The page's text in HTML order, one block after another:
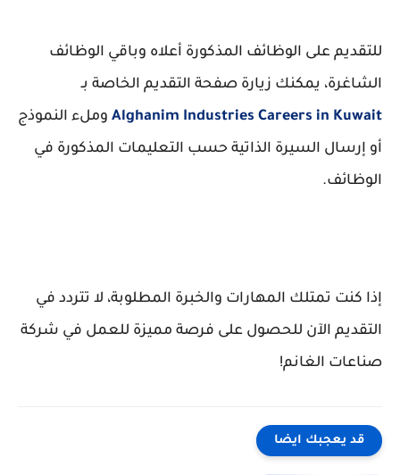
للتقديم على الوظائف المذكورة أعلاه وباقي الوظائف
الشاغرة، يمكنك زيارة صفحة التقديم الخاصة بـ
Alghanim Industries Careers in Kuwait وملء النموذج
أو إرسال السيرة الذاتية حسب التعليمات المذكورة في
الوظائف.
إذا كنت تمتلك المهارات والخبرة المطلوبة، لا تتردد في
التقديم الآن للحصول على فرصة مميزة للعمل في شركة
صناعات الغانم!
قد يعجبك ايضا